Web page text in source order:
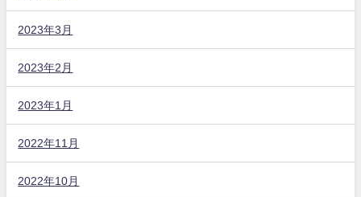
2023年3月
2023年2月
2023年1月
2022年11月
2022年10月